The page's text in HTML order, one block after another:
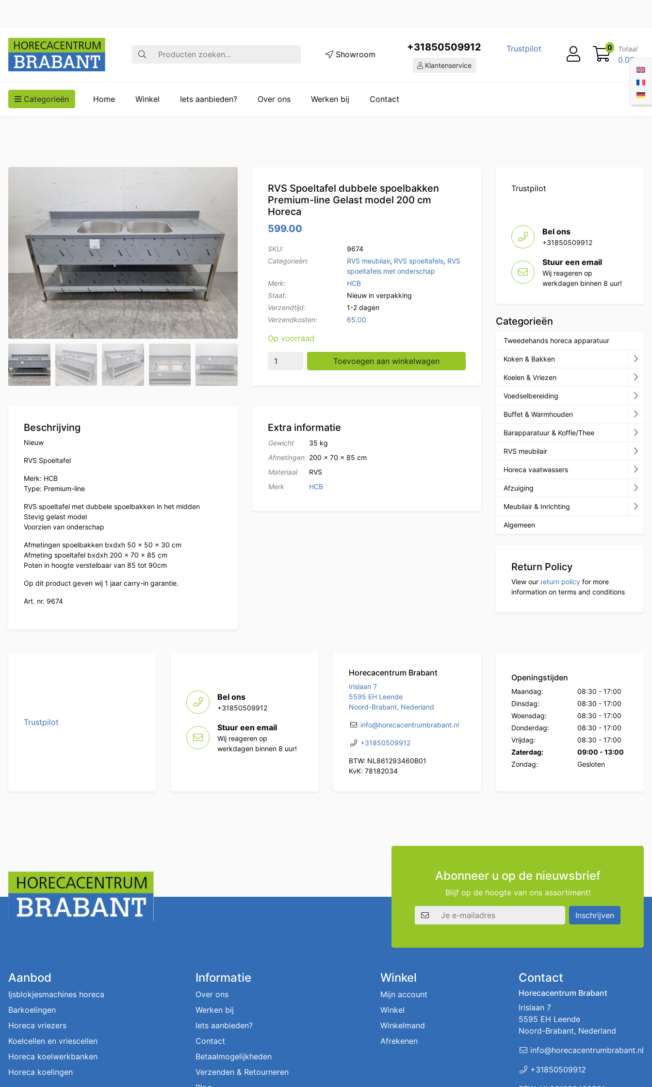
Zoek op Showroom
+31850509912
Klantenservice
Trustpilot 0 Totaal
0.00
Categorieën Home Winkel Iets aanbieden? Over ons Werken bij Contact
RVS Spoeltafel dubbele spoelbakken
Premium-line Gelast model 200 cm
Horeca
599.00
SKU:
9674
Categorieën:
RVS meubilair, RVS spoeltafels, RVS
spoeltafels met onderschap
Merk:
HCB
Staat:
Nieuw in verpakking
Verzendtijd:
1-2 dagen
Verzendkosten:
65.00
Op voorraad
RVS Spoeltafel dubbele spoelbakken Premium-line Gelast model 200 cm Horeca aantal
Toevoegen aan winkelwagen
Beschrijving
Nieuw
RVS Spoeltafel
Merk: HCB
Type: Premium-line
RVS spoeltafel met dubbele spoelbakken in het midden
Stevig gelast model
Voorzien van onderschap
Afmetingen spoelbakken bxdxh 50 x 50 x 30 cm
Afmeting spoeltafel bxdxh 200 x 70 x 85 cm
Poten in hoogte verstelbaar van 85 tot 90cm
Op dit product geven wij 1 jaar carry-in garantie.
Art. nr. 9674
Extra informatie
Gewicht
35 kg
Afmetingen
200 × 70 × 85 cm
Materiaal
RVS
Merk
HCB
Trustpilot
Bel ons
+31850509912
Stuur een email
Wij reageren op
werkdagen binnen 8 uur!
Categorieën
Tweedehands horeca apparatuur
Koken & Bakken
Koelen & Vriezen
Voedselbereiding
Buffet & Warmhouden
Barapparatuur & Koffie/Thee
RVS meubilair
Horeca vaatwassers
Afzuiging
Meubilair & Inrichting
Algemeen
Return Policy
View our return policy for more
information on terms and conditions
Trustpilot
Bel ons
+31850509912
Stuur een email
Wij reageren op
werkdagen binnen 8 uur!
Horecacentrum Brabant
Irislaan 7
5595 EH Leende
Noord-Brabant, Nederland
info@horecacentrumbrabant.nl
+31850509912
BTW: NL861293460B01
KvK: 78182034
Openingstijden
Maandag: 08:30 - 17:00
Dinsdag:
08:30 - 17:00
Woensdag:
08:30 - 17:00
Donderdag:
08:30 - 17:00
Vrijdag:
08:30 - 17:00
Zaterdag:
09:00 - 13:00
Zondag:
Gesloten
Abonneer u op de nieuwsbrief
Blijf op de hoogte van ons assortiment!
E-mailadres
Inschrijven
Aanbod
Ijsblokjesmachines horeca
Barkoelingen
Horeca vriezers
Koelcellen en vriescellen
Horeca koelwerkbanken
Horeca koelingen
Informatie
Over ons
Werken bij
Iets aanbieden?
Contact
Betaalmogelijkheden
Verzenden & Retourneren
Winkel
Mijn account
Winkel
Winkelmand
Afrekenen
Contact
Horecacentrum Brabant
Irislaan 7
5595 EH Leende
Noord-Brabant, Nederland
info@horecacentrumbrabant.nl
+31850509912